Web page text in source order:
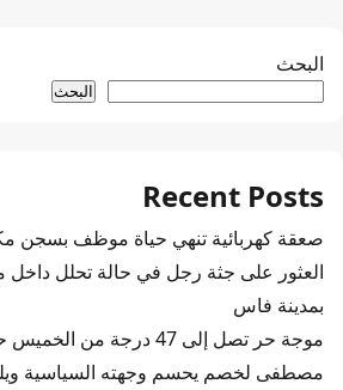
البحث
البحث
Recent Posts
صعقة كهربائية تنهي حياة موظف بسجن
العثور على جثة رجل في حالة تحلل داخل
بمدينة فاس
موجة حر تصل إلى 47 درجة من الخميس حتى السبت
مصطفى لخصم يحسم وجهته السياسية